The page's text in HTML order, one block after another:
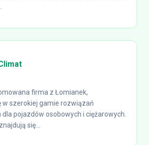
firma z Łomianek,
w szerokiej gamie rozwiązań
pojazdów osobowych i ciężarowych.
się...